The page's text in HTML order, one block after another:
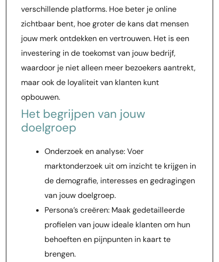
verschillende platforms. Hoe beter je online
zichtbaar bent, hoe groter de kans dat mensen
jouw merk ontdekken en vertrouwen. Het is een
investering in de toekomst van jouw bedrijf,
waardoor je niet alleen meer bezoekers aantrekt,
maar ook de loyaliteit van klanten kunt
opbouwen.
Het begrijpen van jouw
doelgroep
Onderzoek en analyse: Voer
marktonderzoek uit om inzicht te krijgen in
de demografie, interesses en gedragingen
van jouw doelgroep.
Persona’s creëren: Maak gedetailleerde
profielen van jouw ideale klanten om hun
behoeften en pijnpunten in kaart te
brengen.